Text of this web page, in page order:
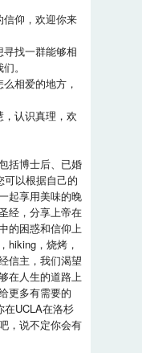
仰，欢迎你来
找一群能够相
。
相爱的地方，
认识真理，欢
括博士后、已婚
可以根据自己的
起享用美味的晚
经，分享上帝在
的困惑和信仰上
hiking，烧烤，
信主，我们渴望
在人生的道路上
更多有需要的
在UCLA在洛杉
，说不定你会有